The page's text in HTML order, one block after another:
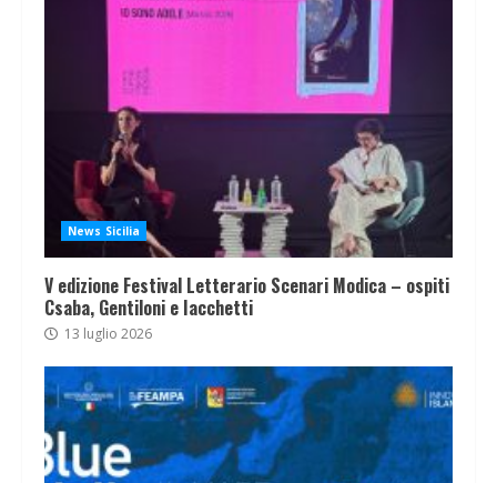
News Sicilia
V edizione Festival Letterario Scenari Modica – ospiti
Csaba, Gentiloni e Iacchetti
13 luglio 2026